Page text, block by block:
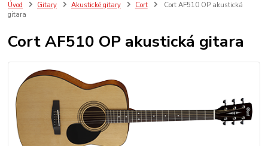
Úvod Gitary Akustické gitary Cort
Cort AF510 OP akustická
gitara
Cort AF510 OP akustická gitara